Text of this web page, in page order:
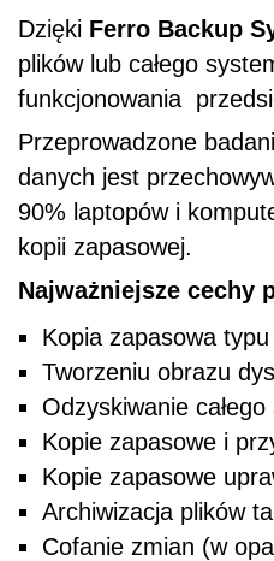
Dzięki Ferro Backup
plików lub całego
funkcjonowania
Przeprowadzone
danych jest
90% laptopów i
kopii zapasowej.
Najważniejsze cechy
Kopia zapasowa
Tworzeniu obrazu
Odzyskiwanie
Kopie zapasowe i
Kopie zapasowe
Archiwizacja plików
Cofanie zmian (w